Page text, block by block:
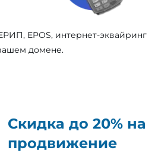
EPOS, интернет-эквайринг
домене.
Скидка до 20% на
продвижение